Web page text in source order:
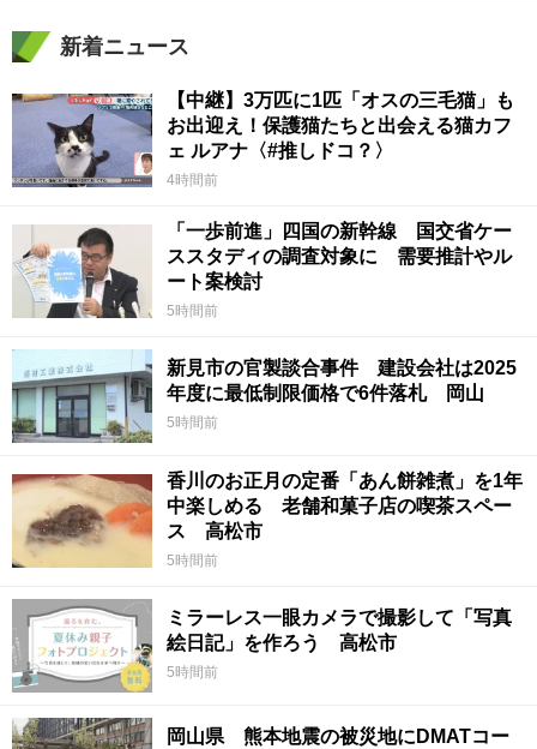
新着ニュース
【中継】3万匹に1匹「オスの三毛猫」も
お出迎え！保護猫たちと出会える猫カフ
ェ ルアナ〈#推しドコ？〉
4時間前
「一歩前進」四国の新幹線 国交省ケー
ススタディの調査対象に 需要推計やル
ート案検討
5時間前
新見市の官製談合事件 建設会社は2025
年度に最低制限価格で6件落札 岡山
5時間前
香川のお正月の定番「あん餅雑煮」を1年
中楽しめる 老舗和菓子店の喫茶スペー
ス 高松市
5時間前
ミラーレス一眼カメラで撮影して「写真
絵日記」を作ろう 高松市
5時間前
岡山県 熊本地震の被災地にDMATコー